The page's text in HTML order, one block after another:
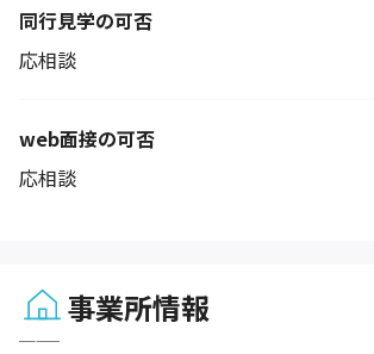
同行見学の可否
応相談
web面接の可否
応相談
事業所情報